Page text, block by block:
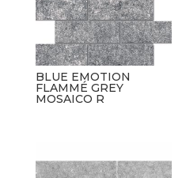
BLUE EMOTION
FLAMMÉ GREY
MOSAICO R